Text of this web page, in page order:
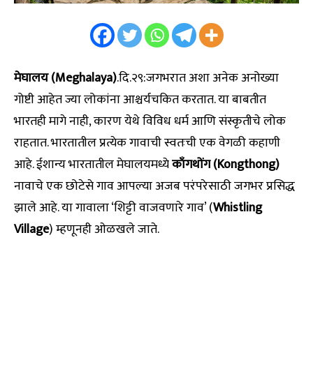
मेघालय (Meghalaya).दि.२९:जगभरात अशा अनेक अनोख्या
गोष्टी आहेत ज्या लोकांना आश्चर्यचकित करतात. या बाबतीत
भारतही मागे नाही, कारण येथे विविध धर्म आणि संस्कृतीचे लोक
राहतात. भारतातील प्रत्येक गावाची स्वतःची एक वेगळी कहाणी
आहे. ईशान्य भारतातील मेघालयमध्येकाँगथोंग (Kongthong)
नावाचे एक छोटेसे गाव आपल्या अजब परंपरेसाठी जगभर प्रसिद्ध
झाले आहे. या गावाला ‘शिट्टी वाजवणारे गाव’ (Whistling
Village) म्हणूनही ओळखले जाते.